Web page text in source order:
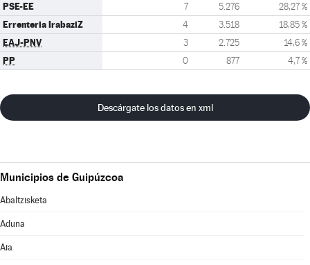
PSE-EE 7 5.276 28,27 %
Errenteria IrabaziZ 4 3.518 18,85 %
EAJ-PNV 3 2.725 14,6 %
PP 0 877 4,7 %
Descárgate los datos en xml
Municipios de Guipúzcoa
Abaltzisketa
Aduna
Aia